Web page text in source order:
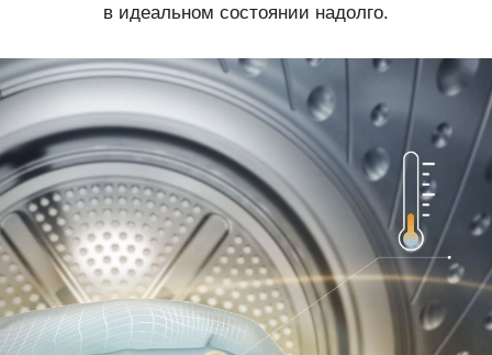
в идеальном состоянии надолго.